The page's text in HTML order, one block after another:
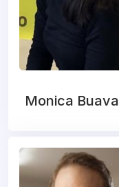
Monica Buava